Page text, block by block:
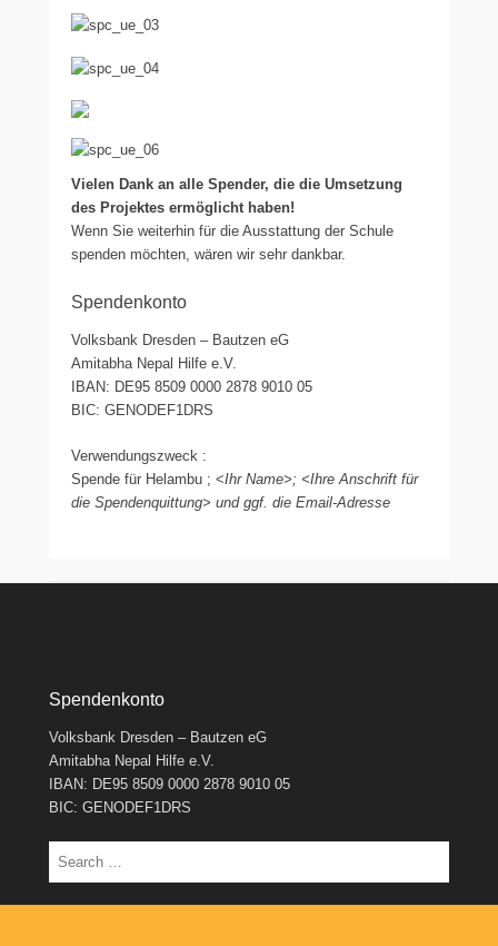
Vielen Dank an alle Spender, die die Umsetzung
des Projektes ermöglicht haben!
Wenn Sie weiterhin für die Ausstattung der Schule
spenden möchten, wären wir sehr dankbar.
Spendenkonto
Volksbank Dresden – Bautzen eG
Amitabha Nepal Hilfe e.V.
IBAN: DE95 8509 0000 2878 9010 05
BIC: GENODEF1DRS
Verwendungszweck :
Spende für Helambu ; <Ihr Name>; <Ihre Anschrift für
die Spendenquittung> und ggf. die Email-Adresse
Spendenkonto
Volksbank Dresden – Bautzen eG
Amitabha Nepal Hilfe e.V.
IBAN: DE95 8509 0000 2878 9010 05
BIC: GENODEF1DRS
Suchen